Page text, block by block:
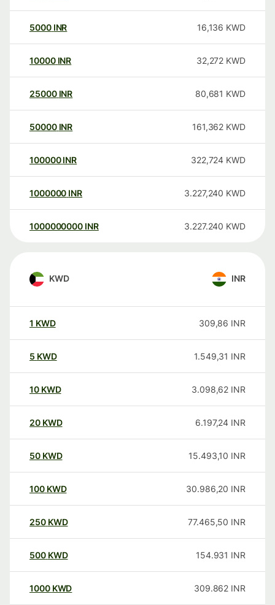
5000 INR 16,136 KWD
10000 INR 32,272 KWD
25000 INR 80,681 KWD
50000 INR 161,362 KWD
100000 INR 322,724 KWD
1000000 INR 3.227,240 KWD
1000000000 INR 3.227.240 KWD
KWD INR
1 KWD 309,86 INR
5 KWD 1.549,31 INR
10 KWD 3.098,62 INR
20 KWD 6.197,24 INR
50 KWD 15.493,10 INR
100 KWD 30.986,20 INR
250 KWD 77.465,50 INR
500 KWD 154.931 INR
1000 KWD 309.862 INR